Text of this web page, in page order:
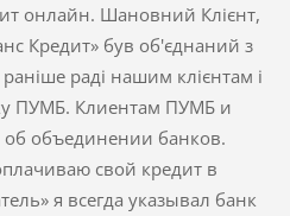
онлайн. Шановний Клієнт,
Кредит» був об'єднаний з
раді нашим клієнтам і
ПУМБ. Клиентам ПУМБ и
об объединении банков.
свой кредит в
я всегда указывал банк